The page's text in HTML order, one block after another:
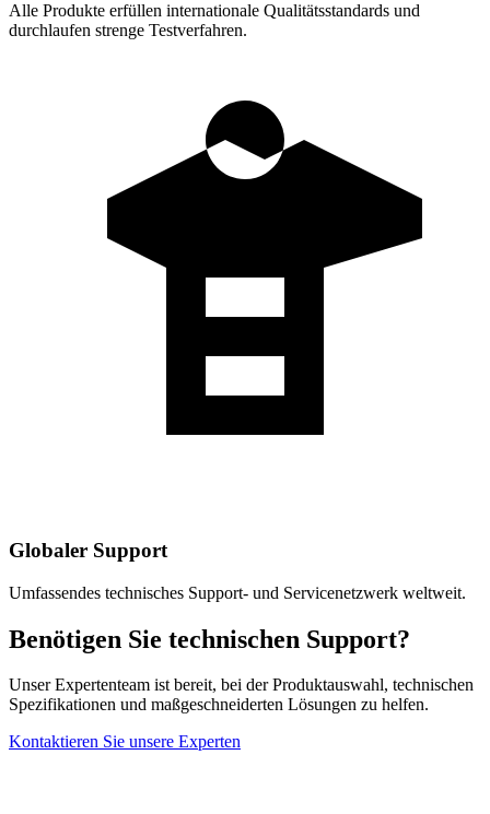
Alle Produkte erfüllen internationale Qualitätsstandards und
durchlaufen strenge Testverfahren.
Globaler Support
Umfassendes technisches Support- und Servicenetzwerk weltweit.
Benötigen Sie technischen Support?
Unser Expertenteam ist bereit, bei der Produktauswahl, technischen
Spezifikationen und maßgeschneiderten Lösungen zu helfen.
Kontaktieren Sie unsere Experten